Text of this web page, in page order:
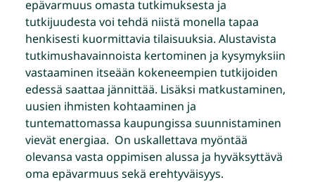
epävarmuus omasta tutkimuksesta ja
tutkijuudesta voi tehdä niistä monella tapaa
henkisesti kuormittavia tilaisuuksia. Alustavista
tutkimushavainnoista kertominen ja kysymyksiin
vastaaminen itseään kokeneempien tutkijoiden
edessä saattaa jännittää. Lisäksi matkustaminen,
uusien ihmisten kohtaaminen ja
tuntemattomassa kaupungissa suunnistaminen
vievät energiaa. On uskallettava myöntää
olevansa vasta oppimisen alussa ja hyväksyttävä
oma epävarmuus sekä erehtyväisyys.